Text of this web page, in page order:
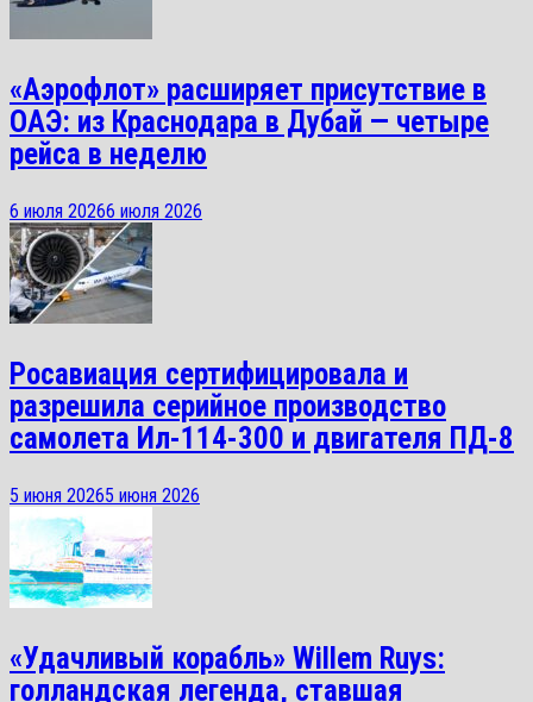
«Аэрофлот» расширяет присутствие в
ОАЭ: из Краснодара в Дубай — четыре
рейса в неделю
6 июля 20266 июля 2026
Росавиация сертифицировала и
разрешила серийное производство
самолета Ил-114-300 и двигателя ПД-8
5 июня 20265 июня 2026
«Удачливый корабль» Willem Ruys:
голландская легенда, ставшая